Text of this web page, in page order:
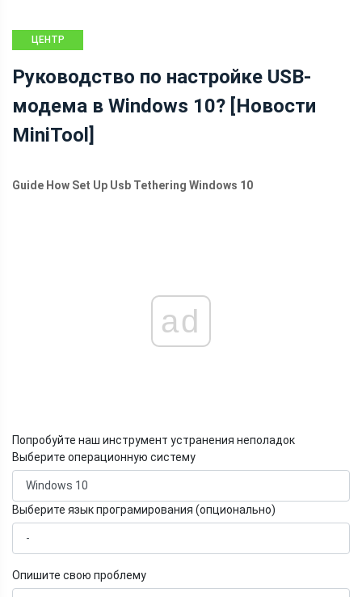
ЦЕНТР
MINITOOL
Руководство по настройке USB-
модема в Windows 10? [Новости
MiniTool]
Guide How Set Up Usb Tethering Windows 10
ad
Попробуйте наш инструмент устранения неполадок
Выберите операционную систему
Выберите язык програмирования (опционально)
Опишите свою проблему